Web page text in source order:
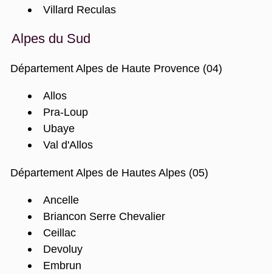
Villard Reculas
Alpes du Sud
Département Alpes de Haute Provence (04)
Allos
Pra-Loup
Ubaye
Val d'Allos
Département Alpes de Hautes Alpes (05)
Ancelle
Briancon Serre Chevalier
Ceillac
Devoluy
Embrun